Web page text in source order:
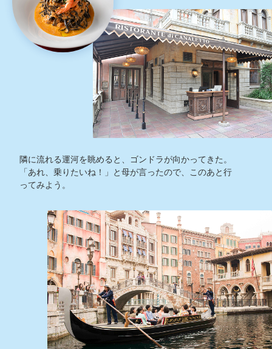
隣に流れる運河を眺めると、ゴンドラが向かってきた。
「あれ、乗りたいね！」と母が言ったので、このあと行
ってみよう。